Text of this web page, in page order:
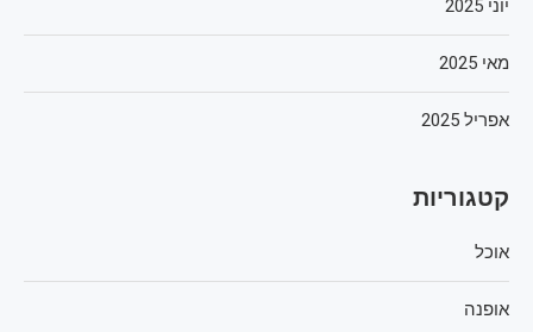
יוני 2025
מאי 2025
אפריל 2025
קטגוריות
אוכל
אופנה